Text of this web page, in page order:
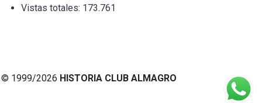
Vistas totales: 173.761
© 1999/2026 HISTORIA CLUB ALMAGRO